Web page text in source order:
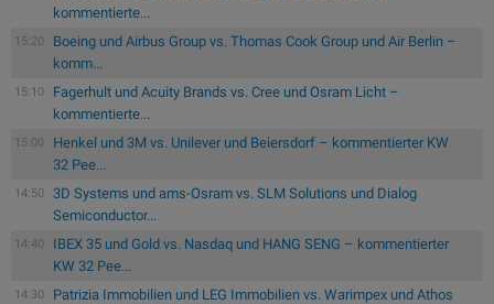
kommentierte...
15:20
Boeing und Airbus Group vs. Thomas Cook Group und Air Berlin –
komm...
15:10
Fagerhult und Acuity Brands vs. Cree und Osram Licht –
kommentierte...
15:00
Henkel und 3M vs. Unilever und Beiersdorf – kommentierter KW
32 Pee...
14:50
3D Systems und ams-Osram vs. SLM Solutions und Dialog
Semiconductor...
14:40
IBEX 35 und Gold vs. Nasdaq und HANG SENG – kommentierter
KW 32 Pee...
14:30
Patrizia Immobilien und LEG Immobilien vs. Warimpex und Athos